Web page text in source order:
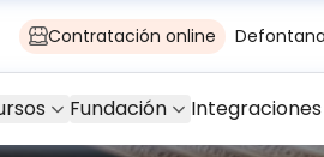
Contratación online
Fundación Integraciones